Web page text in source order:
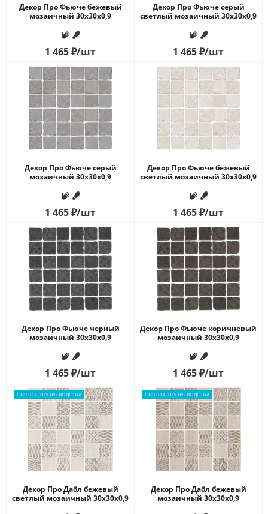
Декор Про Фьюче бежевый
мозаичный 30x30x0,9
1 465₽/шт
Декор Про Фьюче серый
светлый мозаичный 30x30x0,9
1 465₽/шт
Декор Про Фьюче серый
мозаичный 30x30x0,9
1 465₽/шт
Декор Про Фьюче бежевый
светлый мозаичный 30x30x0,9
1 465₽/шт
Декор Про Фьюче черный
мозаичный 30x30x0,9
1 465₽/шт
Декор Про Фьюче коричневый
мозаичный 30x30x0,9
1 465₽/шт
СНЯТО С ПРОИЗВОДСТВА
Декор Про Дабл бежевый
светлый мозаичный 30x30x0,9
СНЯТО С ПРОИЗВОДСТВА
Декор Про Дабл бежевый
мозаичный 30x30x0,9